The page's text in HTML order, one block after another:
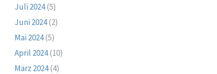
Juli 2024(5)
Juni 2024(2)
Mai 2024(5)
April 2024(10)
März 2024(4)